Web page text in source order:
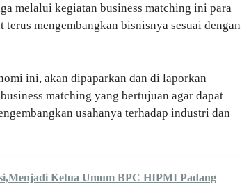
melalui kegiatan business matching ini para
mengembangkan bisnisnya sesuai dengan
ini, akan dipaparkan dan di laporkan
matching yang bertujuan agar dapat
usahanya terhadap industri dan
Ketua Umum BPC HIPMI Padang